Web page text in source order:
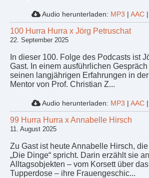
Audio herunterladen: MP3 | AAC |
100 Hurra Hurra x Jörg Petruschat
22. September 2025
In dieser 100. Folge des Podcasts ist
Gast. In einem ausführlichen
seinen langjährigen Erfahrungen in
Mentor von Prof. Christian Z...
Audio herunterladen: MP3 | AAC |
99 Hurra Hurra x Annabelle Hirsch
11. August 2025
Zu Gast ist heute Annabelle Hirsch,
„Die Dinge“ spricht. Darin erzählt sie
Alltagsobjekten – vom Korsett über
Tupperdose – ihre Frauengeschic...